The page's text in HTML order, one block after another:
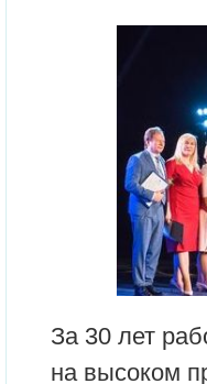
За 30 лет
на высоком